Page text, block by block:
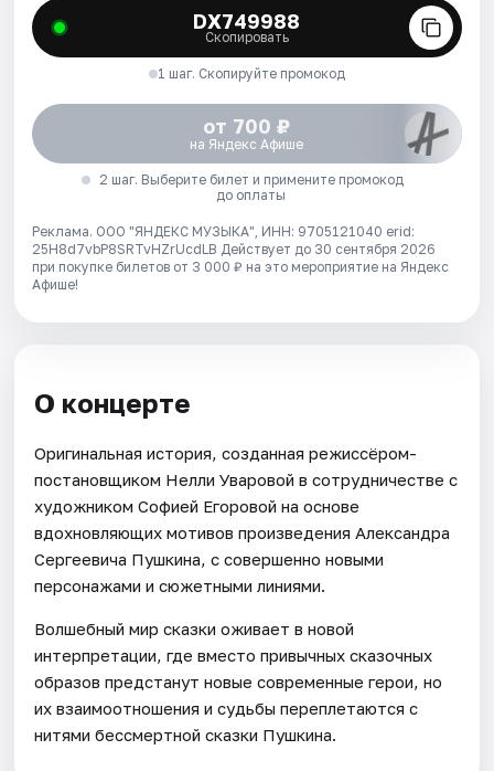
DX749988
Скопировать
1 шаг. Скопируйте промокод
от 700 ₽
на Яндекс Афише
2 шаг. Выберите билет и примените промокод
до оплаты
Реклама. ООО "ЯНДЕКС МУЗЫКА", ИНН: 9705121040 erid:
25H8d7vbP8SRTvHZrUcdLB Действует до 30 сентября 2026
при покупке билетов от 3 000 ₽ на это мероприятие на Яндекс
Афише!
О концерте
Оригинальная история, созданная режиссёром-
постановщиком Нелли Уваровой в сотрудничестве с
художником Софией Егоровой на основе
вдохновляющих мотивов произведения Александра
Сергеевича Пушкина, с совершенно новыми
персонажами и сюжетными линиями.
Волшебный мир сказки оживает в новой
интерпретации, где вместо привычных сказочных
образов предстанут новые современные герои, но
их взаимоотношения и судьбы переплетаются с
нитями бессмертной сказки Пушкина.